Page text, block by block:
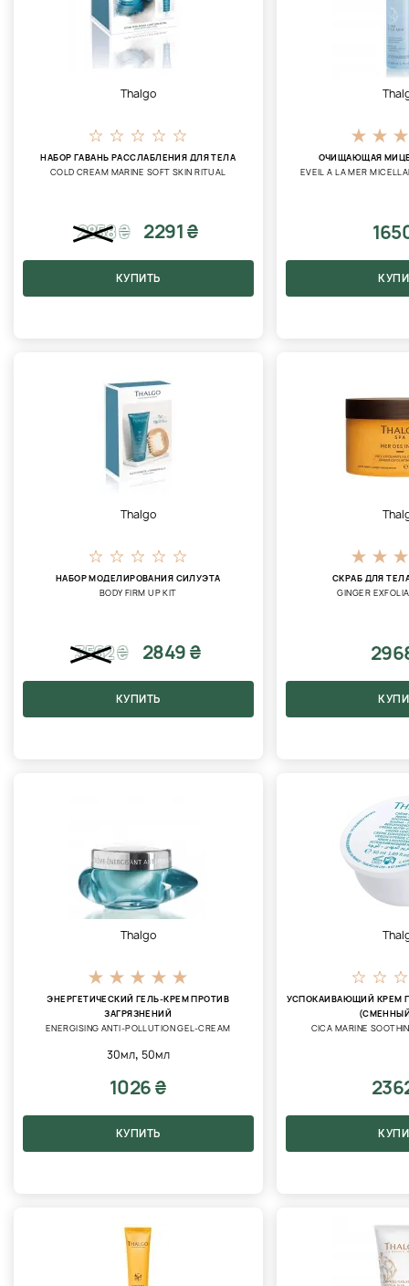
Thalgo
НАБОР ГАВАНЬ РАССЛАБЛЕНИЯ ДЛЯ ТЕЛА
COLD CREAM MARINE SOFT SKIN RITUAL
2858₴ 2291 ₴
КУПИТЬ
ОЧИЩАЮЩАЯ
EVEIL A LA MER
Thalgo
НАБОР МОДЕЛИРОВАНИЯ СИЛУЭТА
BODY FIRM UP KIT
3562₴ 2849 ₴
КУПИТЬ
СКРАБ ДЛЯ
GINGER
Thalgo
ЭНЕРГЕТИЧЕСКИЙ ГЕЛЬ-КРЕМ ПРОТИВ
ЗАГРЯЗНЕНИЙ
ENERGISING ANTI-POLLUTION GEL-CREAM
30мл, 50мл
1026 ₴
КУПИТЬ
УСПОКАИВАЮЩИЙ КРЕМ
CICA MARINE